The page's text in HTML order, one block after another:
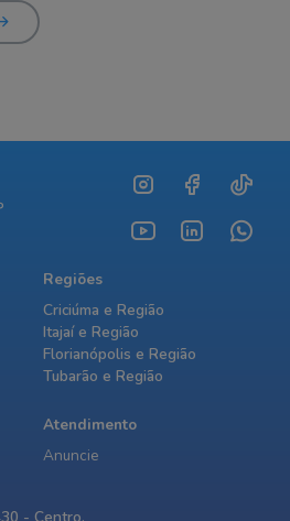
Regiões
Criciúma e Região
Itajaí e Região
Florianópolis e Região
Tubarão e Região
Atendimento
Anuncie
- Centro,